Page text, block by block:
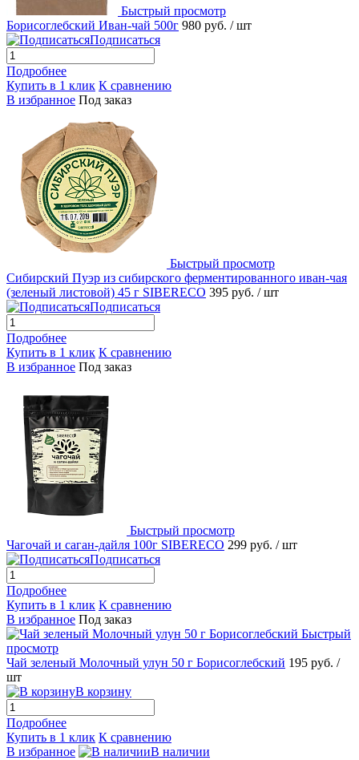
Быстрый просмотр
Борисоглебский Иван-чай 500г 980 руб. / шт
Подписаться
Подробнее
Купить в 1 клик К сравнению
В избранное Под заказ
Быстрый просмотр
Сибирский Пуэр из сибирского ферментированного иван-чая
(зеленый листовой) 45 г SIBERECO 395 руб. / шт
Подписаться
Подробнее
Купить в 1 клик К сравнению
В избранное Под заказ
Быстрый просмотр
Чагочай и саган-дайля 100г SIBERECO 299 руб. / шт
Подписаться
Подробнее
Купить в 1 клик К сравнению
В избранное Под заказ
Быстрый
просмотр
Чай зеленый Молочный улун 50 г Борисоглебский 195 руб. /
шт
В корзину
Подробнее
Купить в 1 клик К сравнению
В избранное
В наличии